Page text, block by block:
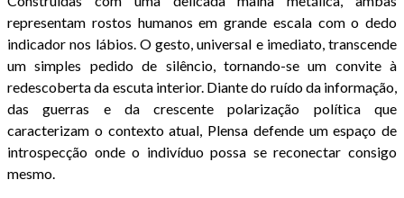
representam rostos humanos em grande escala com o dedo
indicador nos lábios. O gesto, universal e imediato, transcende
um simples pedido de silêncio, tornando-se um convite à
redescoberta da escuta interior. Diante do ruído da informação,
das guerras e da crescente polarização política que
caracterizam o contexto atual, Plensa defende um espaço de
introspecção onde o indivíduo possa se reconectar consigo
mesmo.